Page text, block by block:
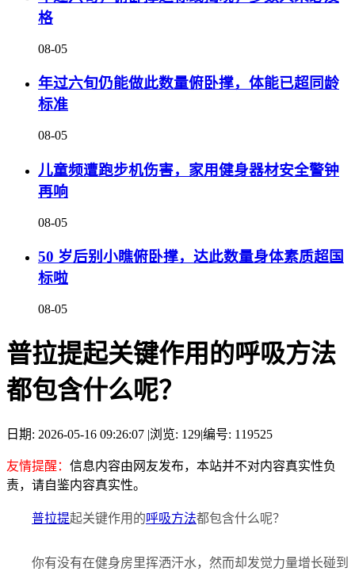
格
08-05
年过六旬仍能做此数量俯卧撑，体能已超同龄
标准
08-05
儿童频遭跑步机伤害，家用健身器材安全警钟
再响
08-05
50 岁后别小瞧俯卧撑，达此数量身体素质超国
标啦
08-05
普拉提起关键作用的呼吸方法
都包含什么呢？
日期: 2026-05-16 09:26:07 |浏览: 129|编号: 119525
友情提醒： 信息内容由网友发布，本站并不对内容真实性负
责，请自鉴内容真实性。
普拉提起关键作用的呼吸方法都包含什么呢？
你有没有在健身房里挥洒汗水，然而却发觉力量增长碰到